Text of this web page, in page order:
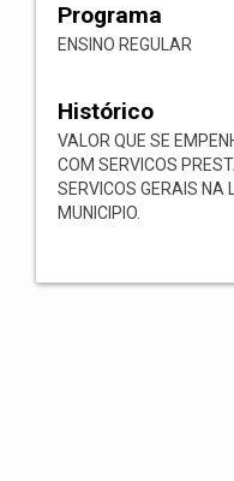
Programa
ENSINO REGULAR
Histórico
VALOR QUE SE
COM SERVICOS
SERVICOS GERAIS NA
MUNICIPIO.